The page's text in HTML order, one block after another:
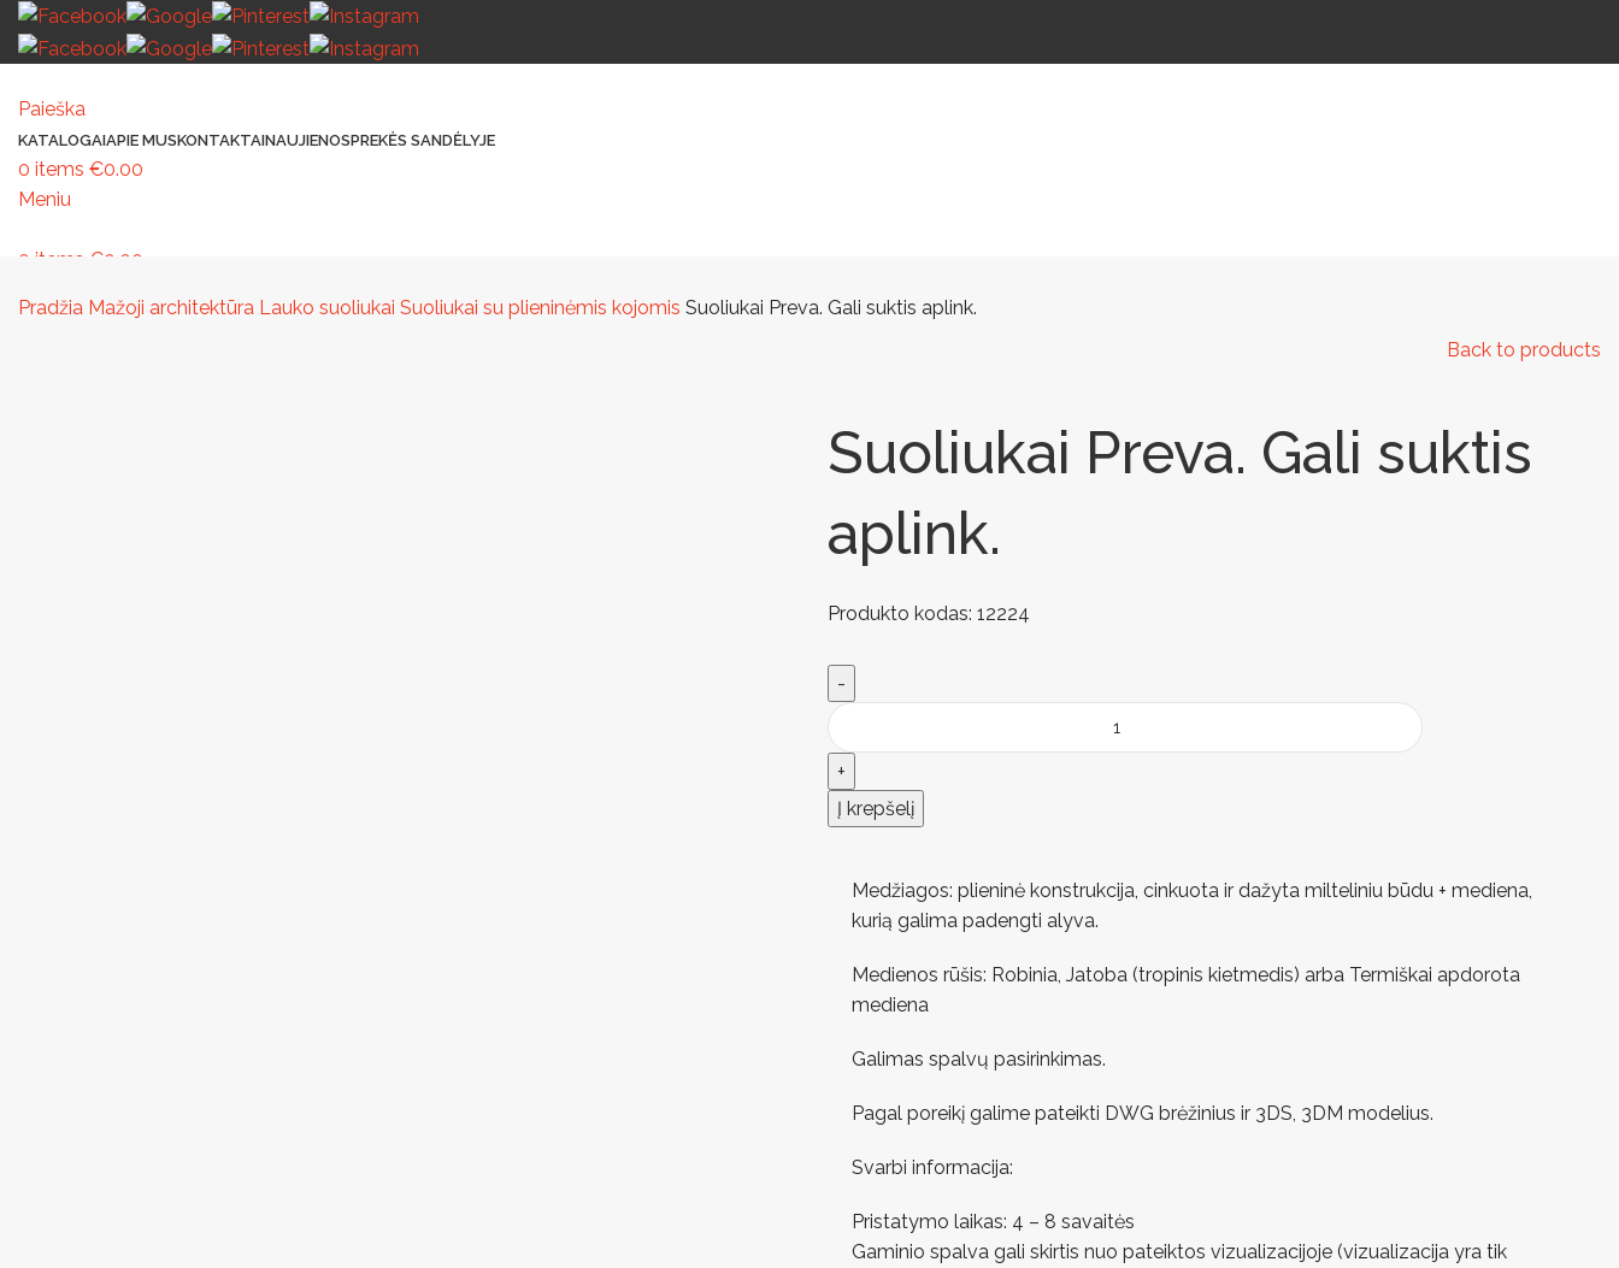
Paieška
KATALOGAIAPIE MUSKONTAKTAINAUJIENOSPREKĖS SANDĖLYJE
0 items €0.00
Meniu
0 items €0.00
Pradžia Mažoji architektūra Lauko suoliukai Suoliukai su plieninėmis kojomis Suoliukai Preva. Gali suktis aplink.
Back to products
Suoliukai Preva. Gali suktis
aplink.
Produkto kodas: 12224
Į krepšelį
Medžiagos: plieninė konstrukcija, cinkuota ir dažyta milteliniu būdu + mediena,
kurią galima padengti alyva.
Medienos rūšis: Robinia, Jatoba (tropinis kietmedis) arba Termiškai apdorota
mediena
Galimas spalvų pasirinkimas.
Pagal poreikį galime pateikti DWG brėžinius ir 3DS, 3DM modelius.
Svarbi informacija:
Pristatymo laikas: 4 – 8 savaitės
Gaminio spalva gali skirtis nuo pateiktos vizualizacijoje (vizualizacija yra tik